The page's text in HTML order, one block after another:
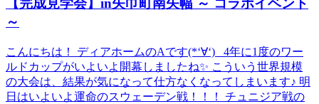
【完成見学会】in矢巾町南矢幅 ～ コラボイベント
～
こんにちは！ ディアホームのAです(*‘∀‘) 4年に1度のワー
ルドカップがいよいよ開幕しましたね✨ こういう世界規模
の大会は、結果が気になって仕方なくなってしまいます♪ 明
日はいよいよ運命のスウェーデン戦！！！ チュニジア戦の